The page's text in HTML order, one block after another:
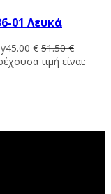
01 Λευκά
45.00 € 51.50€
τιμή είναι: